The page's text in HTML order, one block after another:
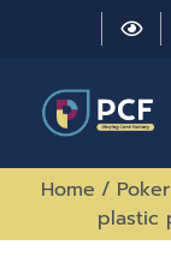
Home /
plastic